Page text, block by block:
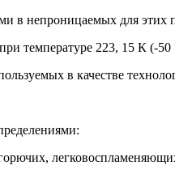
непроницаемых для этих
температуре 223, 15 К (-50
в качестве